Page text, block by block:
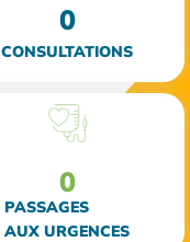
CONSULTATIONS
0
PASSAGES
AUX URGENCES
0